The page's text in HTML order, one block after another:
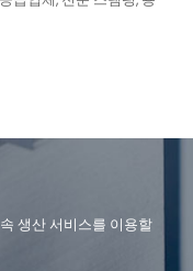
생산 서비스를 이용할